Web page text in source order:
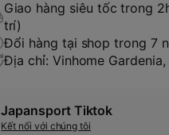
Giao hàng siêu tốc trong
trí)
Đổi hàng tại shop trong 7
Địa chỉ: Vinhome
Japansport Tiktok
Kết nối với chúng tôi